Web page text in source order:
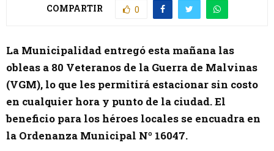
COMPARTIR 0
La Municipalidad entregó esta mañana las
obleas a 80 Veteranos de la Guerra de Malvinas
(VGM), lo que les permitirá estacionar sin costo
en cualquier hora y punto de la ciudad. El
beneficio para los héroes locales se encuadra en
la Ordenanza Municipal Nº 16047.